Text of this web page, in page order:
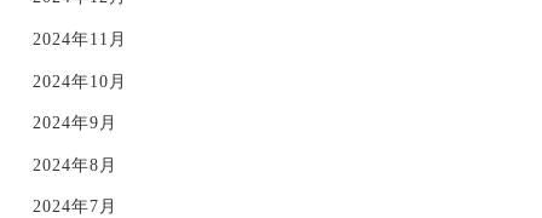
2024年11月
2024年10月
2024年9月
2024年8月
2024年7月